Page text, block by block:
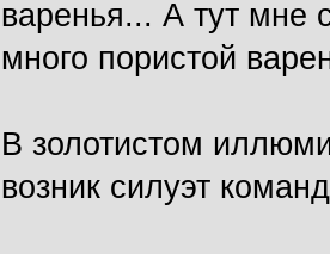
варенья... А тут мне
много пористой
В золотистом
возник силуэт